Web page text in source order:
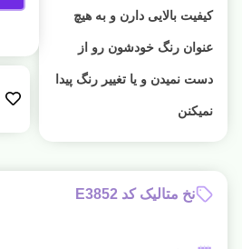
کیفیت بالایی دارن و به هیچ
عنوان رنگ خودشون رو از
دست نمیدن و یا تغییر رنگ پیدا
نمیکنن
نخ متالیک کد E3852